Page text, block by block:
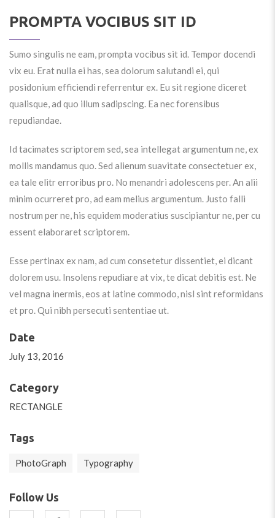
PROMPTA VOCIBUS SIT ID
Sumo singulis ne eam, prompta vocibus sit id. Tempor docendi
vix eu. Erat nulla ei has, sea dolorum salutandi ei, qui
posidonium efficiendi referrentur ex. Eu sit regione diceret
qualisque, ad quo illum sadipscing. Ea nec forensibus
repudiandae.
Id tacimates scriptorem sed, sea intellegat argumentum ne, ex
mollis mandamus quo. Sed alienum suavitate consectetuer ex,
ea tale elitr erroribus pro. No menandri adolescens per. An alii
minim ocurreret pro, ad eam melius argumentum. Justo falli
nostrum per ne, his equidem moderatius suscipiantur ne, per cu
essent elaboraret scriptorem.
Esse pertinax ex nam, ad cum consetetur dissentiet, ei dicant
dolorem usu. Insolens repudiare at vix, te dicat debitis est. Ne
vel magna inermis, eos at latine commodo, nisl sint reformidans
et pro. Qui nibh persecuti sententiae ut.
Date
July 13, 2016
Category
RECTANGLE
Tags
PhotoGraph Typography
Follow Us